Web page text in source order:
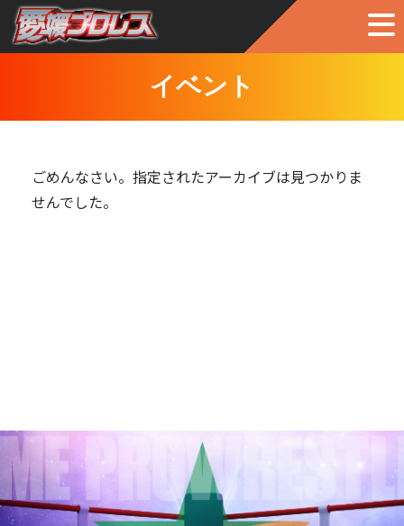
イベント
ごめんなさい。指定されたアーカイブは見つかりま
せんでした。